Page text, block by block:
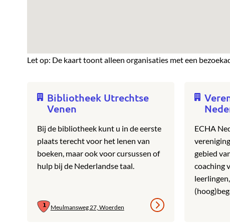
Let op: De kaart toont alleen organisaties met een
Bibliotheek Utrechtse
Venen
Bij de bibliotheek kunt u in de eerste
plaats terecht voor het lenen van
boeken, maar ook voor cursussen of
hulp bij de Nederlandse taal.
Meulmansweg 27, Woerden
ECHA
gebied
coaching